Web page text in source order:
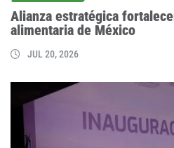
Alianza estratégica
alimentaria de México
JUL 20, 2026